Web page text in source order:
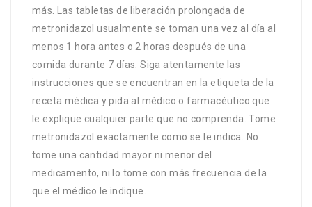
más. Las tabletas de liberación prolongada de
metronidazol usualmente se toman una vez al día al
menos 1 hora antes o 2 horas después de una
comida durante 7 días. Siga atentamente las
instrucciones que se encuentran en la etiqueta de la
receta médica y pida al médico o farmacéutico que
le explique cualquier parte que no comprenda. Tome
metronidazol exactamente como se le indica. No
tome una cantidad mayor ni menor del
medicamento, ni lo tome con más frecuencia de la
que el médico le indique.